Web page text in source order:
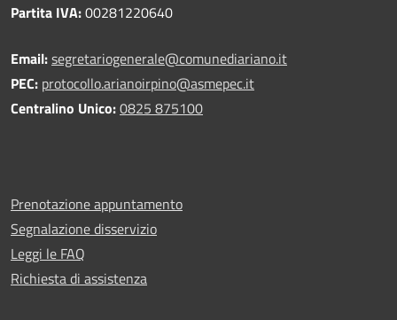
Partita IVA:00281220640
Email:segretariogenerale@comunediariano.it
PEC: protocollo.arianoirpino@asmepec.it
Centralino Unico:0825 875100
Prenotazione appuntamento
Segnalazione disservizio
Leggi le FAQ
Richiesta di assistenza